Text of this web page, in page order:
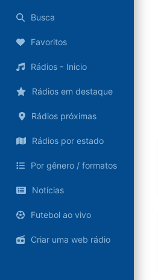
Busca
Favoritos
Rádios - Inicio
Rádios em destaque
Rádios próximas
Rádios por estado
Por gênero / formatos
Notícias
Futebol ao vivo
Criar uma web rádio